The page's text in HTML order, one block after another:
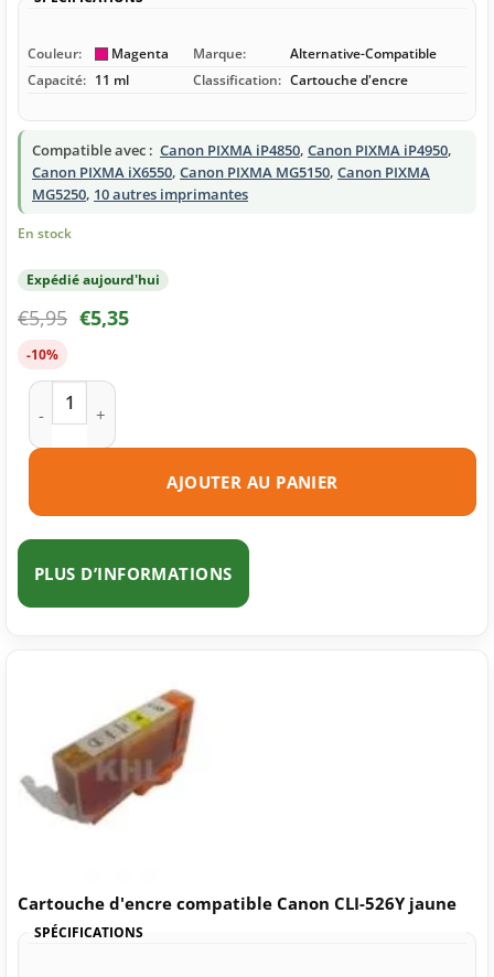
Couleur: Magenta Marque:
Alternative-Compatible
Capacité: 11 ml Classification: Cartouche d'encre
Compatible avec : Canon PIXMA iP4850, Canon PIXMA iP4950,
Canon PIXMA iX6550, Canon PIXMA MG5150, Canon PIXMA
MG5250, 10 autres imprimantes
En stock
Expédié aujourd'hui
€5,95 €5,35
-10%
quantité de Cartouche d'encre compatible Canon CLI-526M
AJOUTER AU PANIER
PLUS D’INFORMATIONS
Cartouche d'encre compatible Canon CLI-526Y jaune
SPÉCIFICATIONS